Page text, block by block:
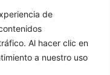
de
Al hacer clic en
a nuestro uso